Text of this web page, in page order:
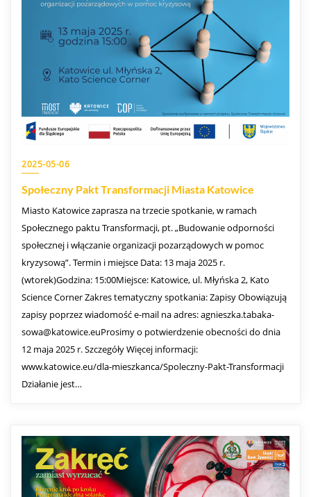
2025-05-06
Społeczny Pakt Transformacji Miasta Katowice
Miasto Katowice zaprasza na trzecie spotkanie, w ramach
Społecznego paktu Transformacji, pt. „Budowanie odporności
społecznej i włączanie organizacji pozarządowych w pomoc
kryzysową”. Termin i miejsce Data: 13 maja 2025 r.
(wtorek)Godzina: 15:00Miejsce: Katowice, ul. Młyńska 2, Kato
Science Corner Zakres tematyczny spotkania: Zapisy Obowiązują
zapisy poprzez wiadomość e-mail na adres: agnieszka.tabaka-
sowa@katowice.euProsimy o potwierdzenie obecności do dnia
12 maja 2025 r. Szczegóły Więcej informacji:
www.katowice.eu/dla-mieszkanca/Spoleczny-Pakt-Transformacji
Działanie jest…